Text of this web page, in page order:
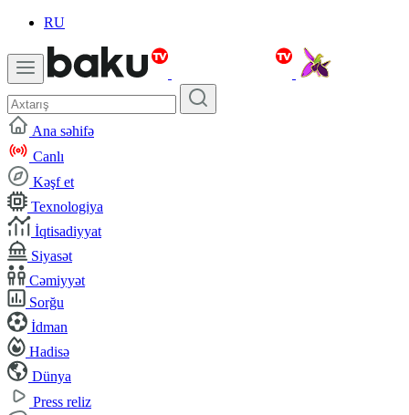
RU
Ana səhifə
Canlı
Kəşf et
Texnologiya
İqtisadiyyat
Siyasət
Cəmiyyət
Sorğu
İdman
Hadisə
Dünya
Press reliz